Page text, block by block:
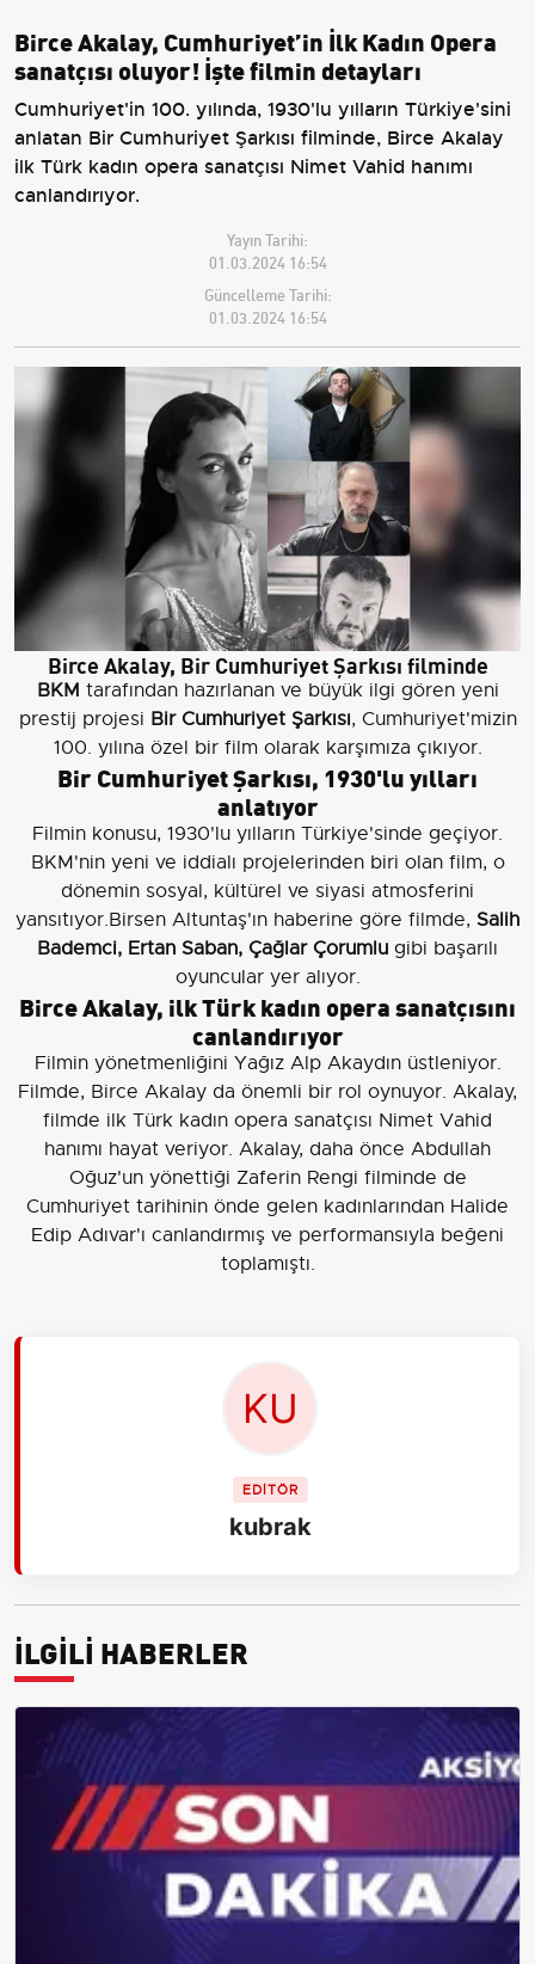
Birce Akalay, Cumhuriyet’in İlk Kadın Opera
sanatçısı oluyor! İşte filmin detayları
Cumhuriyet'in 100. yılında, 1930'lu yılların Türkiye'sini
anlatan Bir Cumhuriyet Şarkısı filminde, Birce Akalay
ilk Türk kadın opera sanatçısı Nimet Vahid hanımı
canlandırıyor.
Yayın Tarihi:
01.03.2024 16:54
Güncelleme Tarihi:
01.03.2024 16:54
Birce Akalay, Bir Cumhuriyet Şarkısı filminde
BKM tarafından hazırlanan ve büyük ilgi gören yeni
prestij projesi Bir Cumhuriyet Şarkısı, Cumhuriyet'mizin
100. yılına özel bir film olarak karşımıza çıkıyor.
Bir Cumhuriyet Şarkısı, 1930'lu yılları
anlatıyor
Filmin konusu, 1930'lu yılların Türkiye'sinde geçiyor.
BKM'nin yeni ve iddialı projelerinden biri olan film, o
dönemin sosyal, kültürel ve siyasi atmosferini
yansıtıyor.Birsen Altuntaş'ın haberine göre filmde, Salih
Bademci, Ertan Saban, Çağlar Çorumlu gibi başarılı
oyuncular yer alıyor.
Birce Akalay, ilk Türk kadın opera sanatçısını
canlandırıyor
Filmin yönetmenliğini Yağız Alp Akaydın üstleniyor.
Filmde, Birce Akalay da önemli bir rol oynuyor. Akalay,
filmde ilk Türk kadın opera sanatçısı Nimet Vahid
hanımı hayat veriyor. Akalay, daha önce Abdullah
Oğuz'un yönettiği Zaferin Rengi filminde de
Cumhuriyet tarihinin önde gelen kadınlarından Halide
Edip Adıvar'ı canlandırmış ve performansıyla beğeni
toplamıştı.
EDİTÖR
kubrak
İLGİLİ HABERLER